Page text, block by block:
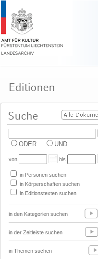
ODER UND
von bis
in Personen suchen
in Körperschaften suchen
in Editionstexten suchen
in den Kategorien suchen
in der Zeitleiste suchen
in Themen suchen